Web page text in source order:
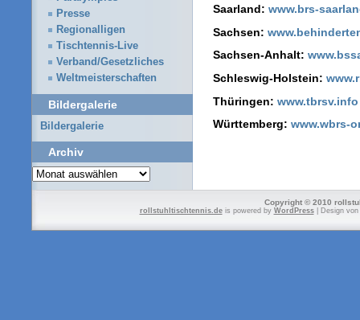
Saarland: www.brs-
Sachsen:
Sachsen-Anhalt:
Schleswig-Holstein:
Thüringen: www.tbrsv.info
Württemberg: www.wbrs-
Presse
Regionalligen
Tischtennis-Live
Verband/Gesetzliches
Weltmeisterschaften
Bildergalerie
Bildergalerie
Archiv
Archiv
Copyright © 2010
rollstuhltischtennis.deis powered by WordPress| Design von